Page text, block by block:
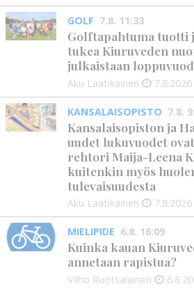
GOLF 7.8. 11:33
Golftapahtuma tuotti
tukea Kiuruveden
julkaistaan
Aku Laatikainen 7.8.2026
KANSALAISOPISTO 7.8.
Kansalaisopiston ja
uudet lukuvuodet
rehtori Maija-Leena
kuitenkin myös
tulevaisuudesta
Aku Laatikainen 7.8.2026
MIELIPIDE 6.8. 16:09
Kuinka kauan
annetaan rapistua?
Vilho Ruotsalainen